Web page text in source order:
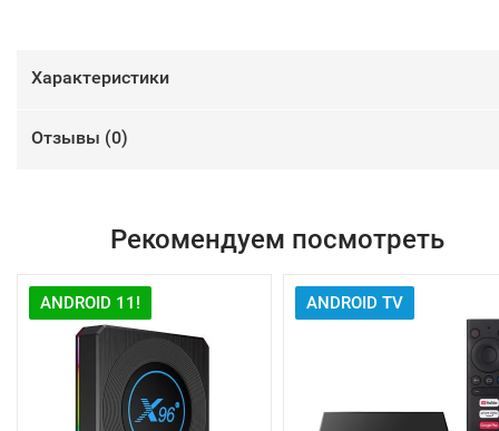
Характеристики
Отзывы (0)
Рекомендуем посмотреть
ANDROID 11! ANDROID TV